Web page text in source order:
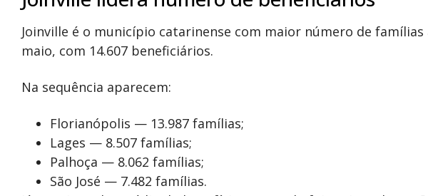
Joinville é o município catarinense com maior número de
maio, com 14.607 beneficiários.
Na sequência aparecem:
Florianópolis — 13.987 famílias;
Lages — 8.507 famílias;
Palhoça — 8.062 famílias;
São José — 7.482 famílias.